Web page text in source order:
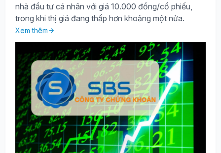
nhà đầu tư cá nhân với giá 10.000 đồng/cổ phiếu,
trong khi thị giá đang thấp hơn khoảng một nửa.
Xem thêm